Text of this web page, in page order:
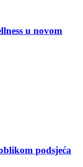
u novom
podsjeća